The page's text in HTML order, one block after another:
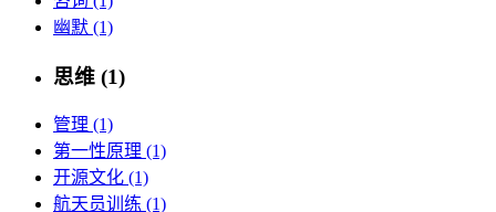
幽默 (1)
思维 (1)
管理 (1)
第一性原理 (1)
开源文化 (1)
航天员训练 (1)